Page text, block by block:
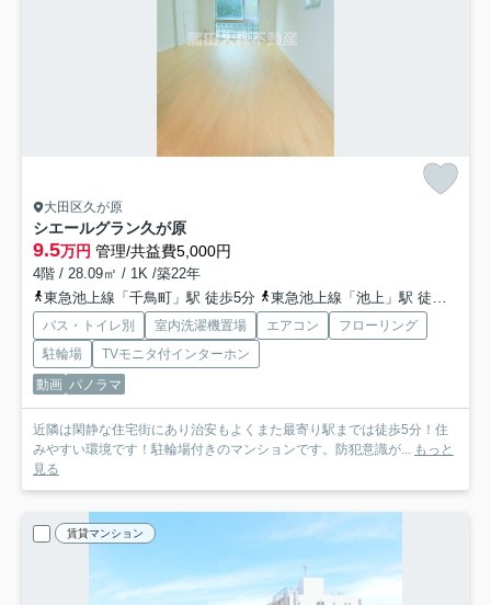
大田区久が原
シエールグラン久が原
9.5万円 管理/共益費5,000円
4階 / 28.09㎡ / 1K /築22年
東急池上線「千鳥町」駅 徒歩5分
東急池上線「池上」駅 徒歩12分
バス・トイレ別 室内洗濯機置場 エアコン
フローリング
駐輪場
TVモニタ付インターホン
動画 パノラマ
近隣は閑静な住宅街にあり治安もよくまた最寄り駅までは徒歩5分！住
みやすい環境です！駐輪場付きのマンションです。防犯意識が...
もっと
見る
賃貸マンション